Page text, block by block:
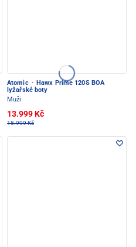
Atomic · Hawx Prime 120S BOA
lyžařské boty
Muži
13.999 Kč
15.999 Kč